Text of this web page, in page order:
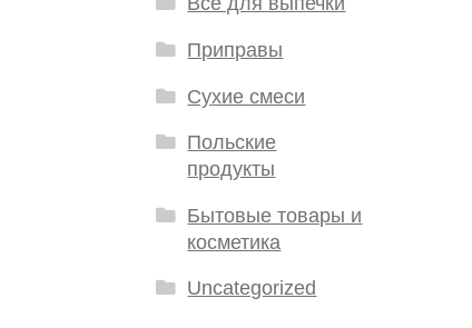
Приправы
Сухие смеси
Польские
продукты
Бытовые товары и
косметика
Uncategorized